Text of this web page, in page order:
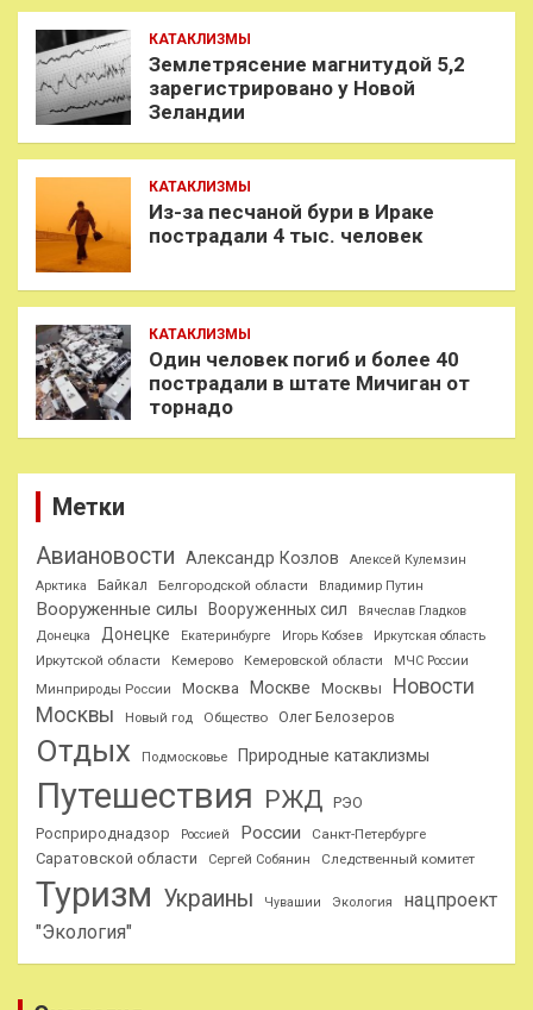
КАТАКЛИЗМЫ
Землетрясение магнитудой 5,2
зарегистрировано у Новой
Зеландии
КАТАКЛИЗМЫ
Из-за песчаной бури в Ираке
пострадали 4 тыс. человек
КАТАКЛИЗМЫ
Один человек погиб и более 40
пострадали в штате Мичиган от
торнадо
Метки
Авиановости Александр Козлов
Алексей Кулемзин
Арктика
Байкал Белгородской области Владимир Путин
Вооруженные силы Вооруженных сил
Вячеслав Гладков
Донецка
Донецке Екатеринбурге Игорь Кобзев Иркутская область
Иркутской области Кемерово Кемеровской области
МЧС России
Минприроды России
Москва Москве Москвы
Новости
Москвы
Новый год Общество Олег Белозеров
Отдых Подмосковье Природные катаклизмы
Путешествия РЖД РЭО
Росприроднадзор
Россией России Санкт-Петербурге
Саратовской области Сергей Собянин Следственный комитет
Туризм Украины Чувашии Экология
нацпроект
"Экология"